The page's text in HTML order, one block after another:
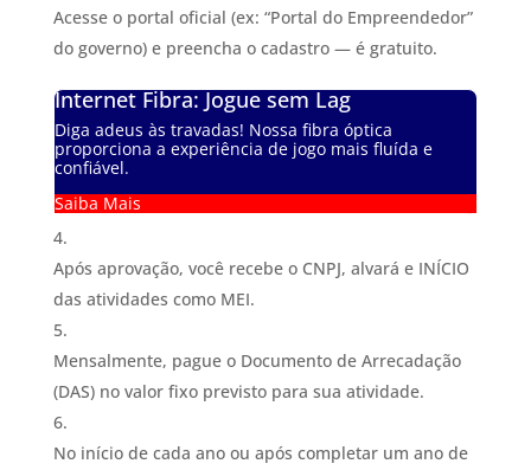
Acesse o portal oficial (ex: “Portal do Empreendedor”
do governo) e preencha o cadastro — é gratuito.
Internet Fibra: Jogue sem Lag
Diga adeus às travadas! Nossa fibra óptica
proporciona a experiência de jogo mais fluída e
confiável.
Saiba Mais
Após aprovação, você recebe o CNPJ, alvará e INÍCIO
das atividades como MEI.
Mensalmente, pague o Documento de Arrecadação
(DAS) no valor fixo previsto para sua atividade.
No início de cada ano ou após completar um ano de